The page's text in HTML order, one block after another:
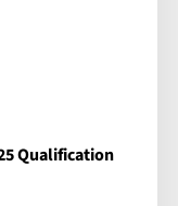
Qualification